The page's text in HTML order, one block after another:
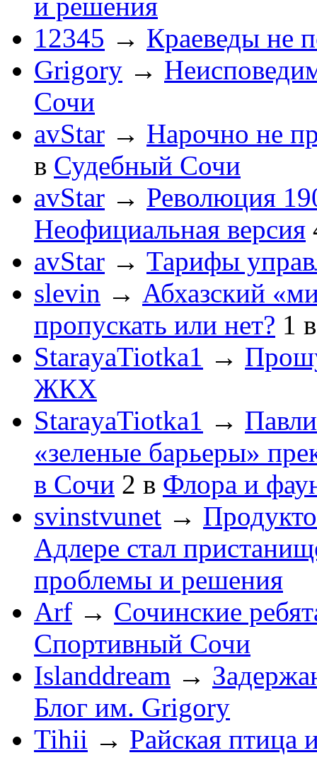
и решения
12345 → Краеведы не
Grigory →
Сочи
avStar → Нарочно не
в Судебный Сочи
avStar → Революция
Неофициальная версия
avStar → Тарифы
slevin → Абхазский
пропускать или нет? 1
StarayaTiotka1 →
ЖКХ
StarayaTiotka1 →
«зеленые барьеры»
в Сочи 2 в Флора и
svinstvunet →
Адлере стал
проблемы и решения
Arf → Сочинские
Спортивный Сочи
Islanddream →
Блог им. Grigory
Tihii → Райская птица